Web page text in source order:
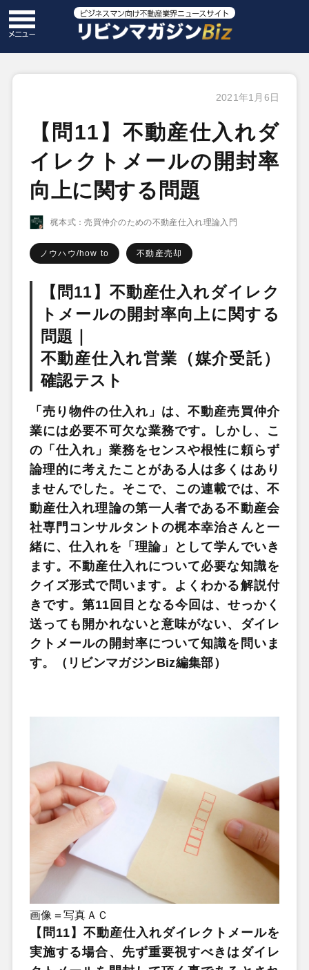
2021年1月6日
【問11】不動産仕入れダ
イレクトメールの開封率
向上に関する問題
梶本式：売買仲介のための不動産仕入れ理論入門
ノウハウ/how to 不動産売却
【問11】不動産仕入れダイレク
トメールの開封率向上に関する
問題｜
不動産仕入れ営業（媒介受託）
確認テスト
「売り物件の仕入れ」は、不動産売買仲介
業には必要不可欠な業務です。しかし、こ
の「仕入れ」業務をセンスや根性に頼らず
論理的に考えたことがある人は多くはあり
ませんでした。そこで、この連載では、不
動産仕入れ理論の第一人者である不動産会
社専門コンサルタントの梶本幸治さんと一
緒に、仕入れを「理論」として学んでいき
ます。不動産仕入れについて必要な知識を
クイズ形式で問います。よくわかる解説付
きです。第11回目となる今回は、せっかく
送っても開かれないと意味がない、ダイレ
クトメールの開封率について知識を問いま
す。（リビンマガジンBiz編集部）
画像＝写真ＡＣ
【問11】不動産仕入れダイレクトメールを
実施する場合、先ず重要視すべきはダイレ